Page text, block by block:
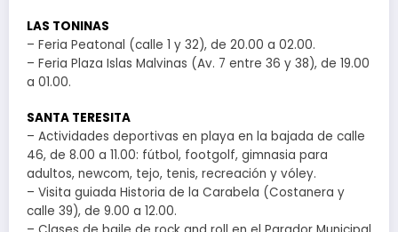
LAS TONINAS
– Feria Peatonal (calle 1 y 32), de 20.00 a 02.00.
– Feria Plaza Islas Malvinas (Av. 7 entre 36 y 38), de 19.00
a 01.00.
SANTA TERESITA
– Actividades deportivas en playa en la bajada de calle
46, de 8.00 a 11.00: fútbol, footgolf, gimnasia para
adultos, newcom, tejo, tenis, recreación y vóley.
– Visita guiada Historia de la Carabela (Costanera y
calle 39), de 9.00 a 12.00.